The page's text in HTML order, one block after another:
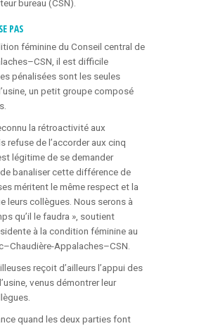
bureau (CSN).
PAS
féminine du Conseil central de
il est difficile
pénalisées sont les seules
un petit groupe composé
la rétroactivité aux
refuse de l’accorder aux cinq
légitime de se demander
banaliser cette différence de
méritent le même respect et la
leurs collègues. Nous serons à
qu’il le faudra », soutient
à la condition féminine au
Appalaches–CSN.
reçoit d’ailleurs l’appui des
venus démontrer leur
quand les deux parties font